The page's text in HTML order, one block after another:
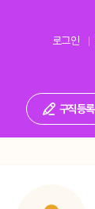
로그인
구직 등록